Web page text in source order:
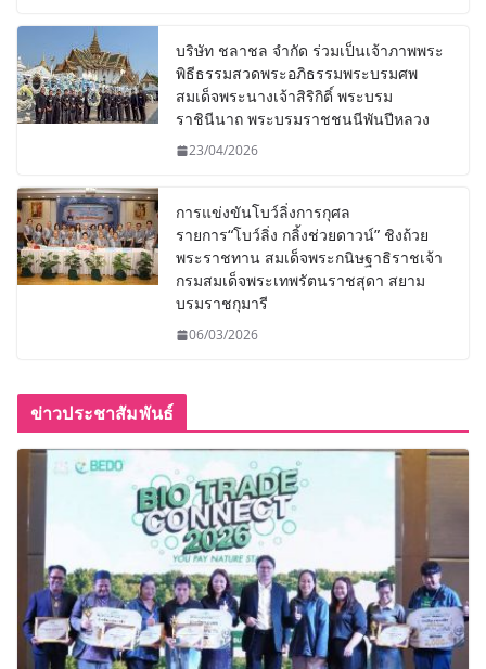
บริษัท ชลาชล จำกัด ร่วมเป็นเจ้าภาพพระ
พิธีธรรมสวดพระอภิธรรมพระบรมศพ
สมเด็จพระนางเจ้าสิริกิติ์ พระบรม
ราชินีนาถ พระบรมราชชนนีพันปีหลวง
23/04/2026
การแข่งขันโบว์ลิ่งการกุศล
รายการ“โบว์ลิ่ง กลิ้งช่วยดาวน์” ชิงถ้วย
พระราชทาน สมเด็จพระกนิษฐาธิราชเจ้า
กรมสมเด็จพระเทพรัตนราชสุดา สยาม
บรมราชกุมารี
06/03/2026
ข่าวประชาสัมพันธ์